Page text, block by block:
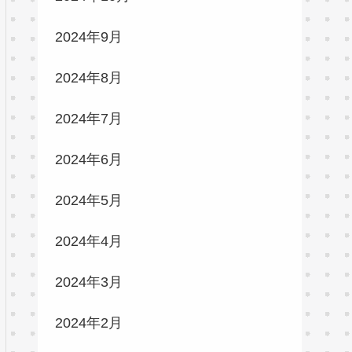
2024年9月
2024年8月
2024年7月
2024年6月
2024年5月
2024年4月
2024年3月
2024年2月